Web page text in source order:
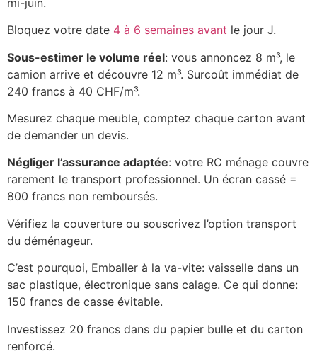
Bloquez votre date 4 à 6 semaines avant le jour J.
Sous-estimer le volume réel: vous annoncez 8 m³, le
camion arrive et découvre 12 m³. Surcoût immédiat de
240 francs à 40 CHF/m³.
Mesurez chaque meuble, comptez chaque carton avant
de demander un devis.
Négliger l’assurance adaptée: votre RC ménage couvre
rarement le transport professionnel. Un écran cassé =
800 francs non remboursés.
Vérifiez la couverture ou souscrivez l’option transport
du déménageur.
C’est pourquoi, Emballer à la va-vite: vaisselle dans un
sac plastique, électronique sans calage. Ce qui donne:
150 francs de casse évitable.
Investissez 20 francs dans du papier bulle et du carton
renforcé.